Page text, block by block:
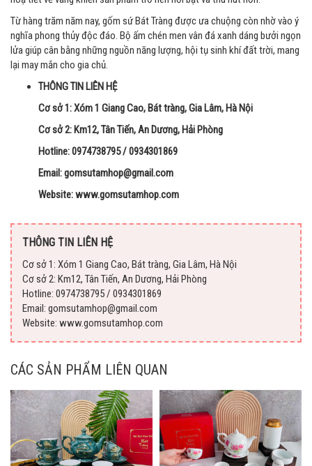
Từ hàng trăm năm nay, gốm sứ Bát Tràng được ưa chuộng còn nhờ vào ý
nghĩa phong thủy độc đáo. Bộ ấm chén men vân đá xanh dáng bưởi ngọn
lửa giúp cân bằng những nguồn năng lượng, hội tụ sinh khí đất trời, mang
lại may mắn cho gia chủ.
THÔNG TIN LIÊN HỆ
Cơ sở 1: Xóm 1 Giang Cao, Bát tràng, Gia Lâm, Hà Nội
Cơ sở 2: Km12, Tân Tiến, An Dương, Hải Phòng
Hotline: 0974738795 / 0934301869
Email: gomsutamhop@gmail.com
Website: www.gomsutamhop.com
THÔNG TIN LIÊN HỆ
Cơ sở 1: Xóm 1 Giang Cao, Bát tràng, Gia Lâm, Hà Nội
Cơ sở 2: Km12, Tân Tiến, An Dương, Hải Phòng
Hotline: 0974738795 / 0934301869
Email: gomsutamhop@gmail.com
Website: www.gomsutamhop.com
CÁC SẢN PHẨM LIÊN QUAN